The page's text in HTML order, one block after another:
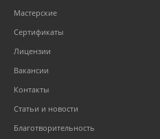
Мастерские
Сертификаты
Лицензии
Вакансии
Контакты
Статьи и новости
Благотворительность